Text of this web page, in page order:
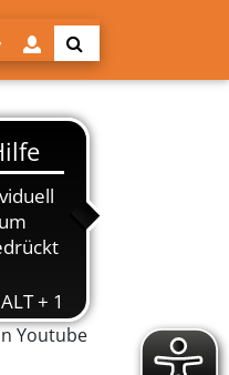
es ist
neben
Youtube